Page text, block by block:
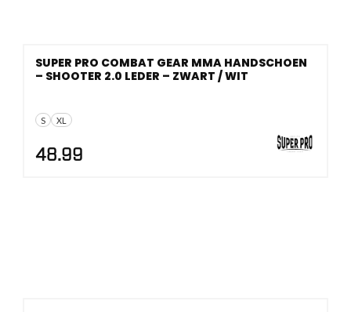
S XL
SUPER PRO COMBAT GEAR MMA HANDSCHOEN
– SHOOTER 2.0 LEDER – ZWART / WIT
48.99